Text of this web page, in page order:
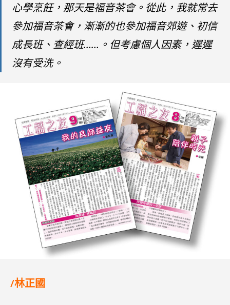
心學烹飪，那天是福音茶會。從此，我就常去
參加福音茶會，漸漸的也參加福音郊遊、初信
成長班、查經班……。但考慮個人因素，遲遲
沒有受洗。
/林正國